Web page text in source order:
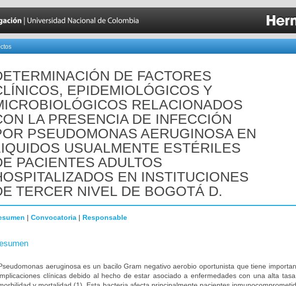
DE FACTORES
EPIDEMIOLÓGICOS Y
RELACIONADOS
LA PRESENCIA DE INFECCIÓN
PSEUDOMONAS AERUGINOSA EN
USUALMENTE ESTÉRILES
PACIENTES ADULTOS
EN INSTITUCIONES
TERCER NIVEL DE BOGOTÁ D.
| Convocatoria | Responsable
aeruginosa es un bacilo Gram negativo aerobio oportunista que tiene
clínicas debido al hecho de estar asociado a enfermedades con una alta